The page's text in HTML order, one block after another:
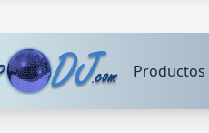
Productos